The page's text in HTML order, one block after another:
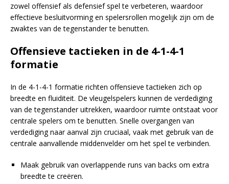
zowel offensief als defensief spel te verbeteren, waardoor
effectieve besluitvorming en spelersrollen mogelijk zijn om de
zwaktes van de tegenstander te benutten.
Offensieve tactieken in de 4-1-4-1
formatie
In de 4-1-4-1 formatie richten offensieve tactieken zich op
breedte en fluiditeit. De vleugelspelers kunnen de verdediging
van de tegenstander uitrekken, waardoor ruimte ontstaat voor
centrale spelers om te benutten. Snelle overgangen van
verdediging naar aanval zijn cruciaal, vaak met gebruik van de
centrale aanvallende middenvelder om het spel te verbinden.
Maak gebruik van overlappende runs van backs om extra
breedte te creëren.